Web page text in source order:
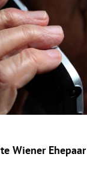
Wiener